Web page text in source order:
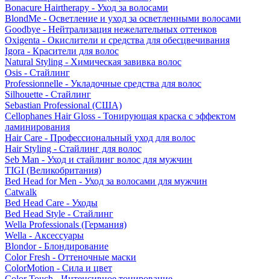
Bonacure Hairtherapy - Уход за волосами
BlondMe - Осветление и уход за осветленными волосами
Goodbye - Нейтрализация нежелательных оттенков
Oxigenta - Окислители и средства для обесцвечивания
Igora - Красители для волос
Natural Styling - Химическая завивка волос
Osis - Стайлинг
Professionnelle - Укладочные средства для волос
Silhouette - Стайлинг
Sebastian Professional (США)
Cellophanes Hair Gloss - Тонирующая краска с эффектом
ламинирования
Hair Care - Профессиональный уход для волос
Hair Styling - Стайлинг для волос
Seb Man - Уход и стайлинг волос для мужчин
TIGI (Великобритания)
Bed Head for Men - Уход за волосами для мужчин
Catwalk
Bed Head Care - Уходы
Bed Head Style - Стайлинг
Wella Professionals (Германия)
Wella - Аксессуары
Blondor - Блондирование
Color Fresh - Оттеночные маски
ColorMotion - Сила и цвет